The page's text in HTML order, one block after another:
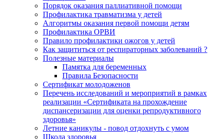
Порядок оказания паллиативной помощи
Профилактика травматизма у детей
Алгоритмы оказания первой помощи детям
Профилактика ОРВИ
Правило профилактики ожогов у детей
Как защититься от респираторных заболеваний ?
Полезные материалы
Памятка для беременных
Правила Безопасности
Сертификат молодоженов
Перечень исследований и мероприятий в рамках
реализации «Сертификата на прохождение
диспансеризации для оценки репродуктивного
здоровья»
Летние каникулы - повод отдохнуть с умом
Школа здоровья